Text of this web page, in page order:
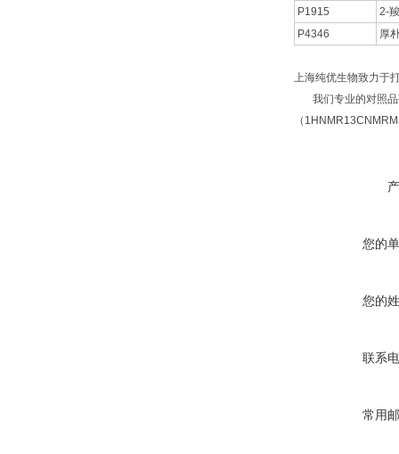
P1915
2-
P4346
厚
上海纯优生物致力于
我们专业的对照品
（
您的
您的
联系
常用